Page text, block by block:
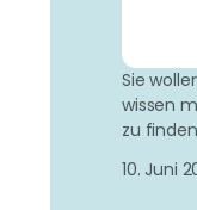
Sie
wissen
zu
10. Juni